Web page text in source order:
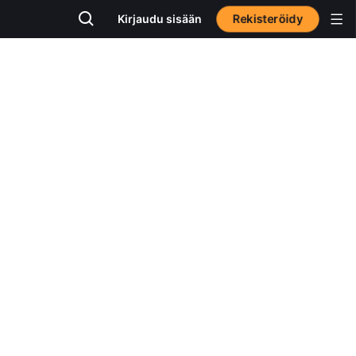
Kirjaudu sisään Rekisteröidy